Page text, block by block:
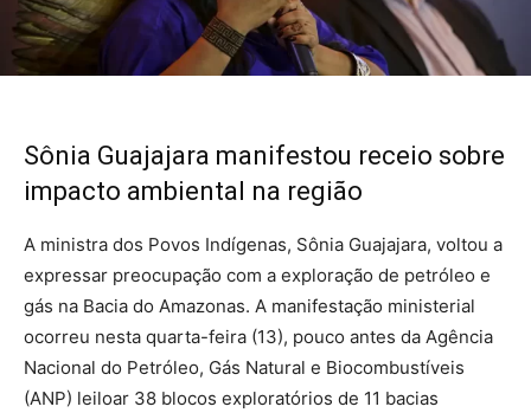
Sônia Guajajara manifestou receio sobre
impacto ambiental na região
A ministra dos Povos Indígenas, Sônia Guajajara, voltou a
expressar preocupação com a exploração de petróleo e
gás na Bacia do Amazonas. A manifestação ministerial
ocorreu nesta quarta-feira (13), pouco antes da Agência
Nacional do Petróleo, Gás Natural e Biocombustíveis
(ANP) leiloar 38 blocos exploratórios de 11 bacias